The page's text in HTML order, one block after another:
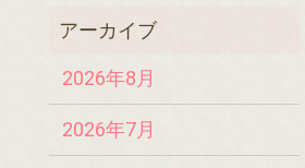
2026年8月
2026年7月